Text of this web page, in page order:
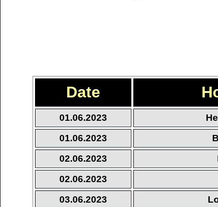
Date
01.06.2023
01.06.2023
02.06.2023
02.06.2023
03.06.2023